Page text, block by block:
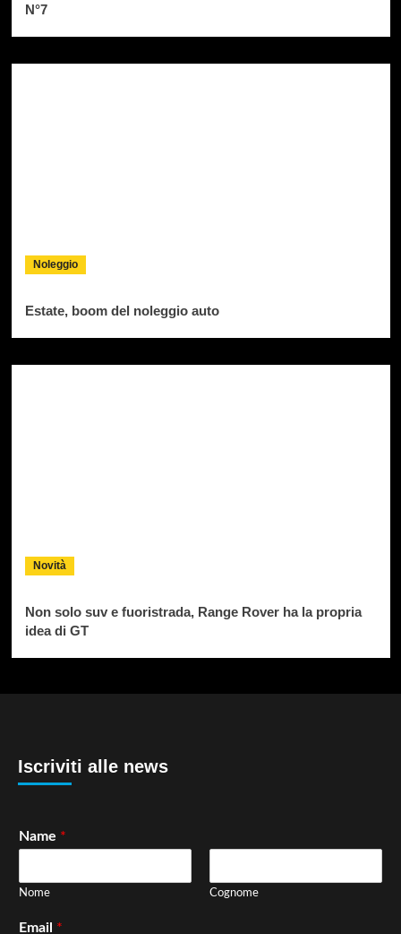
N°7
Noleggio
Estate, boom del noleggio auto
Novità
Non solo suv e fuoristrada, Range Rover ha la propria
idea di GT
Iscriviti alle news
Name *
Nome Cognome
Email *